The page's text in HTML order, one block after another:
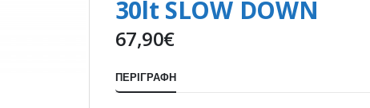
30lt SLOW DOWN
67,90€
ΠΕΡΙΓΡΑΦΉ